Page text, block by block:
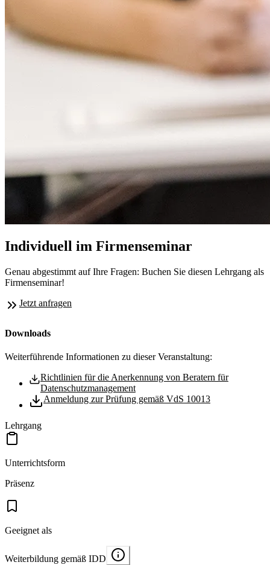
Individuell im Firmenseminar
Genau abgestimmt auf Ihre Fragen: Buchen Sie diesen Lehrgang als
Firmenseminar!
Jetzt anfragen
Downloads
Weiterführende Informationen zu dieser Veranstaltung:
Richtlinien für die Anerkennung von Beratern für
Datenschutzmanagement
Anmeldung zur Prüfung gemäß VdS 10013
Lehrgang
Unterrichtsform
Präsenz
Geeignet als
Weiterbildung gemäß IDD